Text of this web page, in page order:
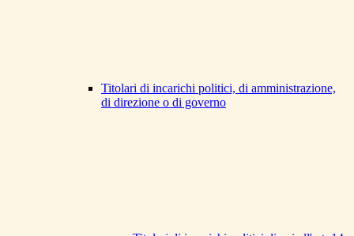
Titolari di incarichi politici, di amministrazione,
di direzione o di governo